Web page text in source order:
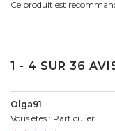
Ce produit est
1 - 4 SUR 36
Olga91
Vous êtes : Particulier